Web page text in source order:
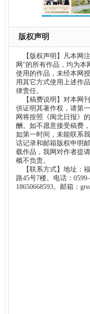
版权声明
【版权声明】凡本网
网”的所有作品，均为
使用的作品，未经本网
用其它方式使用上述作
律责任。
【稿费说明】对本网
供证明其著作权，请第
网将按照《闽北日报》
酬。如不愿意接受稿费
如第一时间，未能联系
话记录和邮箱版权申明
载作品，我网对作者提
概不负责。
【联系方式】地址：
路45号7楼。电话：0599-
18650668593。邮箱：